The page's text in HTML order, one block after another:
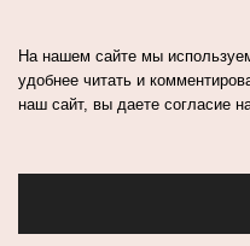
На нашем сайте мы
удобнее читать и
наш сайт, вы даете согласие